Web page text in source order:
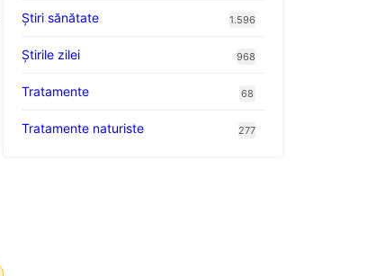
Ştiri sănătate 1.596
Știrile zilei 968
Tratamente 68
Tratamente naturiste 277